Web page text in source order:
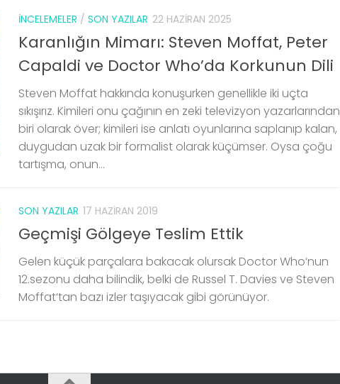
İNCELEMELER / SON YAZILAR 22 HAZIRAN 2025
Karanlığın Mimarı: Steven Moffat, Peter
Capaldi ve Doctor Who’da Korkunun Dili
Steven Moffat hakkında konuşurken genellikle iki uçta
sıkışırız. Kimileri onu çağının en zeki televizyon yazarlarından
biri olarak över; kimileri ise anlatı oyunlarına saplanıp kalan,
duygudan uzak bir formalist olarak küçümser. Oysa çoğu
tartışma, onun...
SON YAZILAR 17 HAZIRAN 2019
Geçmişi Gölgeye Teslim Ettik
Gelen küçük parçalara bakacak olursak Doctor Who‘nun
12.sezonu daha bilindik, belki de Russel T. Davies ve Steven
Moffat‘tan bazı izler taşıyacak gibi görünüyor.